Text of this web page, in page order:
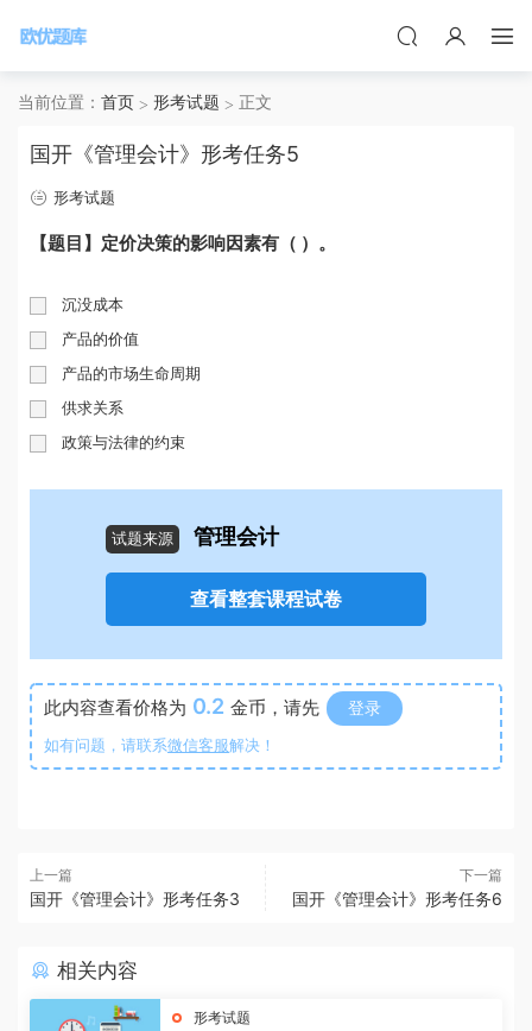
当前位置： 首页 形考试题 正文
国开《管理会计》形考任务5
形考试题
【题目】定价决策的影响因素有（ ）。
沉没成本
产品的价值
产品的市场生命周期
供求关系
政策与法律的约束
试题来源 管理会计
查看整套课程试卷
此内容查看价格为 0.2 金币，请先 登录
如有问题，请联系微信客服解决！
上一篇
国开《管理会计》形考任务3
下一篇
国开《管理会计》形考任务6
相关内容
形考试题